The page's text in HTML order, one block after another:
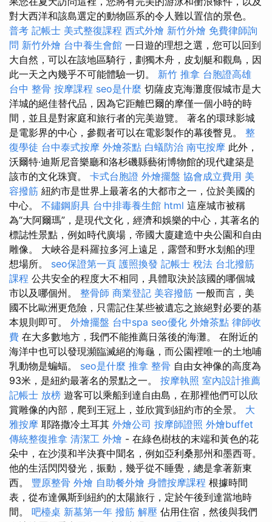
對大西洋和該島選定的動物區系的令人難以置信的景色。
普考 記帳士 美式整復課程 西式外燴 新竹外燴 免費律師詢
問 新竹外燴 台中養生會館 一日遊的理想之選，您可以回到
大自然，可以在該地區騎行，劃獨木舟，皮划艇和觀鳥，因
此一天之內幾乎不可能體驗一切。 新竹 推拿 台胞證高雄
台中 整骨 按摩課程 seo是什麼 切薩皮克海灘度假城市是大
洋城的絕佳替代品，因為它距離巴爾的摩僅一個小時的時
間，並且是對家庭和旅行者的完美遊覽。 著名的環球影城
是電影界的中心，參觀者可以在電影製作的幕後瞥見。 整
復學徒 台中泰式按摩 外燴茶點 白蟻防治 南屯按摩 此外，
沃爾特·迪斯尼音樂廳和洛杉磯縣藝術博物館的現代建築是
該市的文化珠寶。 卡式台胞證 外燴擺盤 協會成立費用 美
容撥筋 紐約市是世界上最著名的大都市之一，位於美國的
中心。 不鏽鋼廚具 台中排毒養生館 html 這座城市被稱
為“大阿爾瑪”，是現代文化，經濟和娛樂的中心，其著名的
標誌性景點，例如時代廣場，帝國大廈建造中央公園和自由
雕像。 大峽谷是科羅拉多河上遠足，露營和野水划船的理
想場所。 seo保證第一頁 護照換發 記帳士 稅法 台北撥筋
課程 公共安全的程度大不相同，具體取決於該國的哪個城
市以及哪個州。 整骨師 商業登記 美容撥筋 一般而言，美
國不比歐洲更危險，只需記住某些被遺忘之旅絕對必要的基
本規則即可。 外燴擺盤 台中spa seo優化 外燴茶點 律師收
費 在大多數地方，我們不能推薦日落後的海灘。 在附近的
海洋中也可以發現瀕臨滅絕的海龜，而公園裡唯一的土地哺
乳動物是蝙蝠。 seo是什麼 推拿 整骨 自由女神像的高度為
93米，是紐約最著名的景點之一。 按摩執照 室內設計推薦
記帳士 放榜 遊客可以乘船到達自由島，在那裡他們可以欣
賞雕像的內部，爬到王冠上，並欣賞到紐約市的全景。 大
雅按摩 耶路撒冷土耳其 外燴公司 按摩師證照 外燴buffet
傳統整復推拿 清潔工 外燴 - 在綠色樹枝的末端和黃色的花
朵中，在沙漠和半決賽中聞名，例如亞利桑那州和墨西哥。
他的生活閃閃發光，振動，幾乎從不睡覺，總是拿著新東
西。 豐原整骨 外燴 自助餐外燴 身體按摩課程 根據時間
表，從布達佩斯到紐約的太陽旅行，定於午後到達當地時
間。 吧檯桌 新墓第一年 撥筋 解壓 佔用住宿，然後與我們